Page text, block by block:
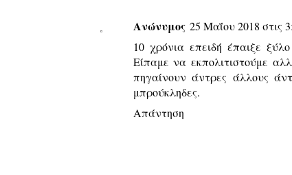
Ανώνυμος 25 Μαΐου 2018 στις
10 χρόνια επειδή έπαιξε
Είπαμε να εκπολιτιστούμε
πηγαίνουν άντρες άλλους
μπρούκληδες.
Απάντηση